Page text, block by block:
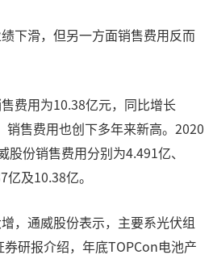
下滑，但另一方面销售费用反而
费用为10.38亿元，同比增长
售费用也创下多年来新高。2020
份销售费用分别为4.491亿、
及10.38亿。
，通威股份表示，主要系光伏组
研报介绍，年底TOPCon电池产